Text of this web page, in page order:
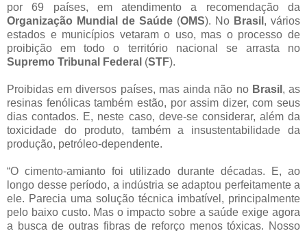
por 69 países, em atendimento a recomendação da
Organização Mundial de Saúde (OMS). No Brasil , vários
estados e municípios vetaram o uso, mas o processo de
proibição em todo o território nacional se arrasta no
Supremo Tribunal Federal (STF).
Proibidas em diversos países, mas ainda não no Brasil , as
resinas fenólicas também estão, por assim dizer, com seus
dias contados. E, neste caso, deve-se considerar, além da
toxicidade do produto, também a insustentabilidade da
produção, petróleo-dependente.
“O cimento-amianto foi utilizado durante décadas. E, ao
longo desse período, a indústria se adaptou perfeitamente a
ele. Parecia uma solução técnica imbatível, principalmente
pelo baixo custo. Mas o impacto sobre a saúde exige agora
a busca de outras fibras de reforço menos tóxicas. Nosso